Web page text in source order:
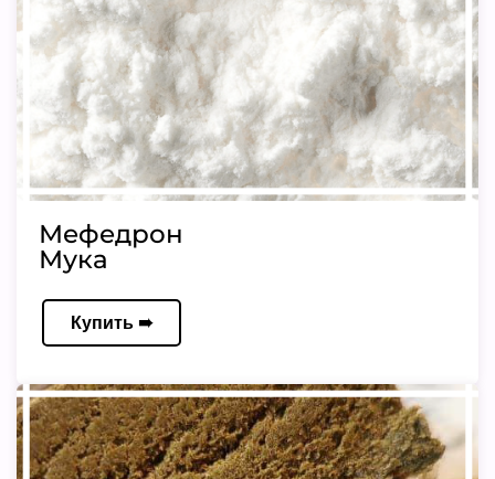
Мефедрон
Мука
Купить ➠